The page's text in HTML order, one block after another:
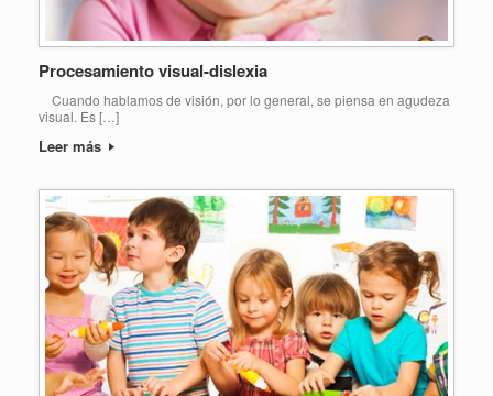
Procesamiento visual-dislexia
Cuando hablamos de visión, por lo general, se piensa en agudeza
visual. Es […]
Leer más